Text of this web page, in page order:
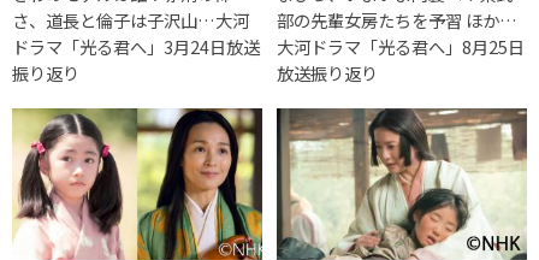
さ、道長と倫子は子沢山…大河
ドラマ「光る君へ」3月24日放送
振り返り
部の先輩女房たちを予習 ほか…
大河ドラマ「光る君へ」8月25日
放送振り返り